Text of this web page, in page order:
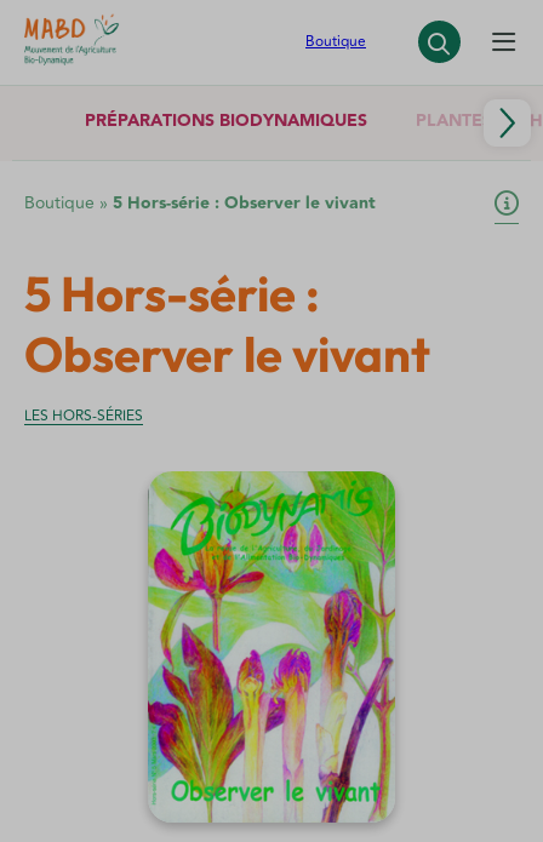
Panneau de gestion des cookies
Boutique
PRÉPARATIONS BIODYNAMIQUES PLANTES
Boutique » 5 Hors-série : Observer le vivant
5 Hors-série :
Observer le vivant
LES HORS-SÉRIES